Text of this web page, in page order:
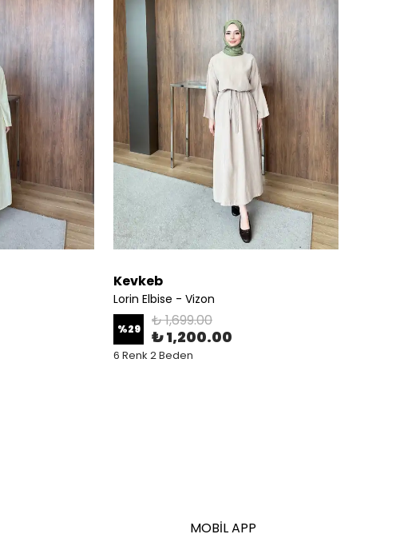
Kevkeb
Lorin Elbise - Vizon
%29 ₺ 1,699.00
₺ 1,200.00
6 Renk 2 Beden
MOBİL APP